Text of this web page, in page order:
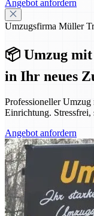
Angebot anfordern
Umzugsfirma Müller
📦 Umzug
in Ihr neues
Professioneller
Einrichtung. Stressfrei,
Angebot anfordern